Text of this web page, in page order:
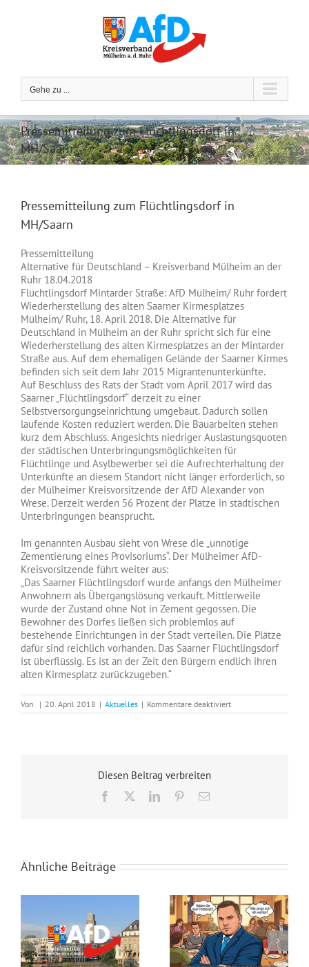
Gehe zu ...
Pressemitteilung zum Flüchtlingsdorf in
MH/Saarn
Pressemitteilung zum Flüchtlingsdorf in
MH/Saarn
Pressemitteilung
Alternative für Deutschland – Kreisverband Mülheim an der
Ruhr 18.04.2018
Flüchtlingsdorf Mintarder Straße: AfD Mülheim/ Ruhr fordert
Wiederherstellung des alten Saarner Kirmesplatzes
Mülheim/ Ruhr, 18. April 2018. Die Alternative für
Deutschland in Mülheim an der Ruhr spricht sich für eine
Wiederherstellung des alten Kirmesplatzes an der Mintarder
Straße aus. Auf dem ehemaligen Gelände der Saarner Kirmes
befinden sich seit dem Jahr 2015 Migrantenunterkünfte.
Auf Beschluss des Rats der Stadt vom April 2017 wird das
Saarner „Flüchtlingsdorf“ derzeit zu einer
Selbstversorgungseinrichtung umgebaut. Dadurch sollen
laufende Kosten reduziert werden. Die Bauarbeiten stehen
kurz dem Abschluss. Angesichts niedriger Auslastungsquoten
der städtischen Unterbringungsmöglichkeiten für
Flüchtlinge und Asylbewerber sei die Aufrechterhaltung der
Unterkünfte an diesem Standort nicht länger erforderlich, so
der Mülheimer Kreisvorsitzende der AfD Alexander von
Wrese. Derzeit werden 56 Prozent der Plätze in städtischen
Unterbringungen beansprucht.
Im genannten Ausbau sieht von Wrese die „unnötige
Zementierung eines Provisoriums“. Der Mülheimer AfD-
Kreisvorsitzende führt weiter aus:
„Das Saarner Flüchtlingsdorf wurde anfangs den Mülheimer
Anwohnern als Übergangslösung verkauft. Mittlerweile
wurde der Zustand ohne Not in Zement gegossen. Die
Bewohner des Dorfes ließen sich problemlos auf
bestehende Einrichtungen in der Stadt verteilen. Die Plätze
dafür sind reichlich vorhanden. Das Saarner Flüchtlingsdorf
ist überflüssig. Es ist an der Zeit den Bürgern endlich ihren
alten Kirmesplatz zurückzugeben.“
Von | 20. April 2018 | Aktuelles | Kommentare deaktiviertfür
Pressemitteilung
Diesen Beitrag verbreiten
Facebook LinkedInPinterest
E-
Ähnliche Beiträge